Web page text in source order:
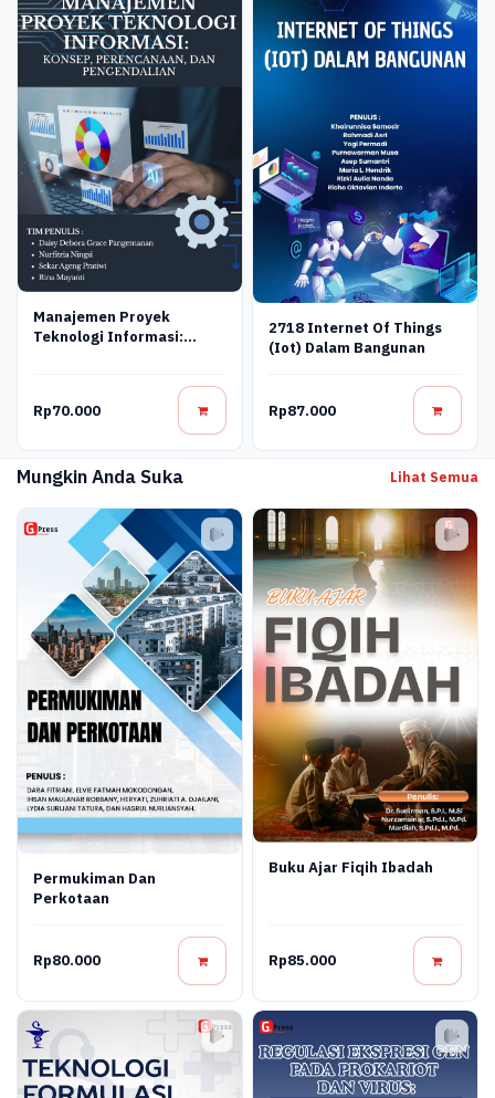
Manajemen Proyek
Teknologi Informasi:
Rp70.000
2718 Internet Of Things
(Iot) Dalam Bangunan
Rp87.000
Mungkin Anda Suka Lihat Semua
Permukiman Dan
Perkotaan
Rp80.000
Buku Ajar Fiqih Ibadah
Rp85.000